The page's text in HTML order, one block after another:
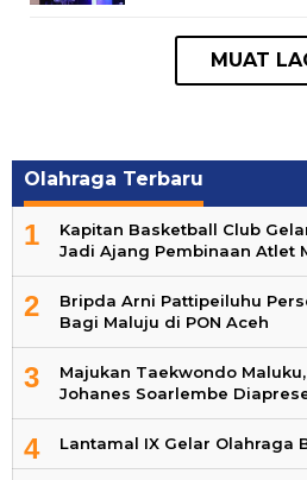
Olahraga Terbaru
1
Kapitan Basketball Club
Jadi Ajang Pembinaan Atlet
2
Bripda Arni Pattipeiluhu
Bagi Maluju di PON Aceh
3
Majukan Taekwondo
Johanes Soarlembe
4 Lantamal IX Gelar Olahraga